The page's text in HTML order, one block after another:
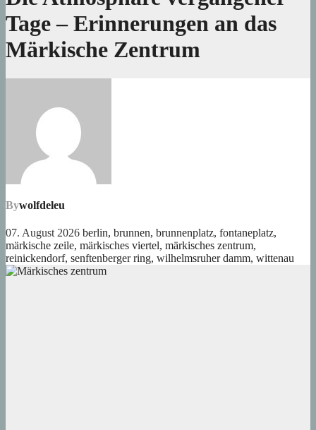
Tage – Erinnerungen an das
Märkische Zentrum
Bywolfdeleu
07. August 2026 berlin, brunnen, brunnenplatz, fontaneplatz,
märkische zeile, märkisches viertel, märkisches zentrum,
reinickendorf, senftenberger ring, wilhelmsruher damm, wittenau